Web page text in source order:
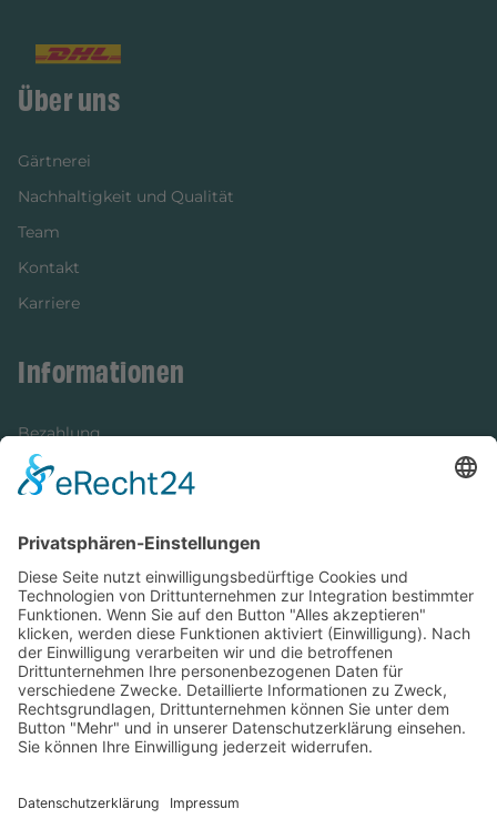
Über uns
Gärtnerei
Nachhaltigkeit und Qualität
Team
Kontakt
Karriere
Informationen
Bezahlung
Newsletter
Versandinformationen
Verfügbarkeit/Verträglichkeit
Rechtliches
Widerrufsrecht und Widerrufsformular
Impressum
Datenschutzerklärung
Cookie-Einstellungen